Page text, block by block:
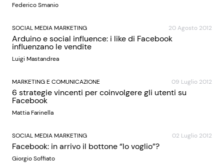
Federico Smanio
SOCIAL MEDIA MARKETING 20 Agosto 2012
Arduino e social influence: i like di Facebook
influenzano le vendite
Luigi Mastandrea
MARKETING E COMUNICAZIONE 09 Luglio 2012
6 strategie vincenti per coinvolgere gli utenti su
Facebook
Mattia Farinella
SOCIAL MEDIA MARKETING 02 Luglio 2012
Facebook: in arrivo il bottone “lo voglio”?
Giorgio Soffiato